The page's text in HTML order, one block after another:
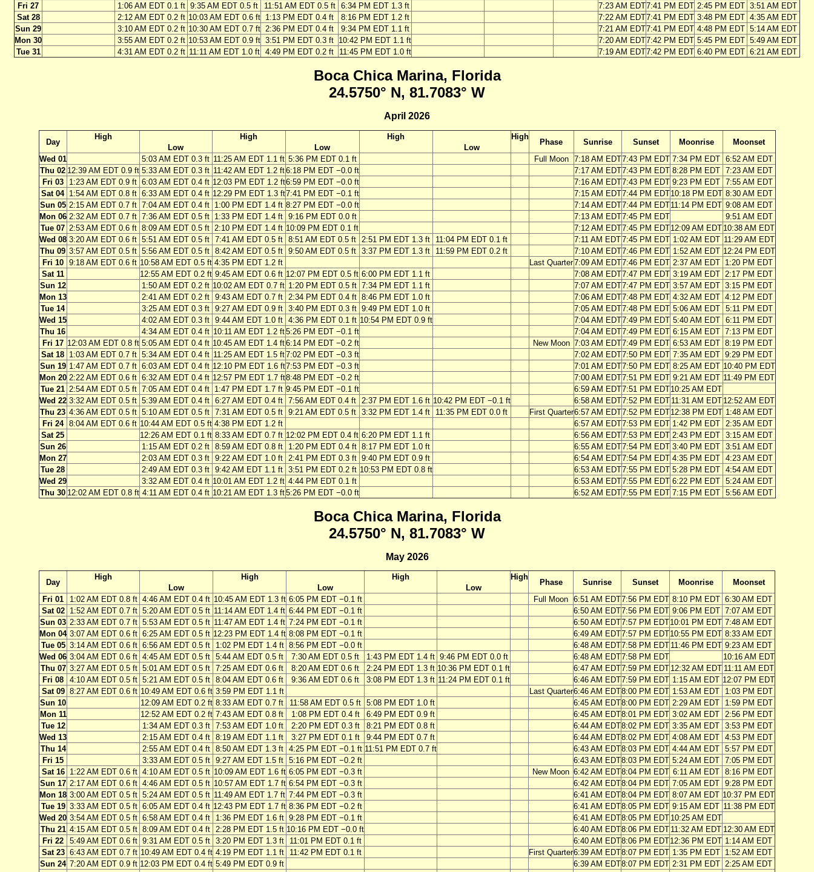
Fri 27
1:06 AM EDT 0.1 ft 9:35 AM EDT 0.5 ft 11:51 AM EDT 0.5 ft 6:34 PM EDT 1.3 ft 7:23 AM EDT7:41 PM EDT 2:45 PM EDT 3:51 AM EDT
Sat 28
2:12 AM EDT 0.2 ft 10:03 AM EDT 0.6 ft 1:13 PM EDT 0.4 ft 8:16 PM EDT 1.2 ft 7:22 AM EDT7:41 PM EDT 3:48 PM EDT 4:35 AM EDT
Sun 29
3:10 AM EDT 0.2 ft 10:30 AM EDT 0.7 ft 2:36 PM EDT 0.4 ft 9:34 PM EDT 1.1 ft 7:21 AM EDT7:41 PM EDT 4:48 PM EDT 5:14 AM EDT
Mon 30
3:55 AM EDT 0.2 ft 10:53 AM EDT 0.9 ft 3:51 PM EDT 0.3 ft 10:42 PM EDT 1.1 ft 7:20 AM EDT7:42 PM EDT 5:45 PM EDT 5:49 AM EDT
Tue 31
4:31 AM EDT 0.2 ft 11:11 AM EDT 1.0 ft 4:49 PM EDT 0.2 ft 11:45 PM EDT 1.0 ft 7:19 AM EDT7:42 PM EDT 6:40 PM EDT 6:21 AM EDT
Boca Chica Marina, Florida
24.5750° N, 81.7083° W
April 2026
Day
High
Low
High
Low
High
Low
High
Phase Sunrise Sunset Moonrise
Moonset
Wed 01
5:03 AM EDT 0.3 ft 11:25 AM EDT 1.1 ft 5:36 PM EDT 0.1 ft Full Moon 7:18 AM EDT7:43 PM EDT 7:34 PM EDT 6:52 AM EDT
Thu 02 12:39 AM EDT 0.9 ft 5:33 AM EDT 0.3 ft 11:42 AM EDT 1.2 ft6:18 PM EDT −0.0 ft 7:17 AM EDT7:43 PM EDT 8:28 PM EDT 7:23 AM EDT
Fri 03
1:23 AM EDT 0.9 ft 6:03 AM EDT 0.4 ft 12:03 PM EDT 1.2 ft6:59 PM EDT −0.0 ft 7:16 AM EDT7:43 PM EDT 9:23 PM EDT 7:55 AM EDT
Sat 04 1:54 AM EDT 0.8 ft 6:33 AM EDT 0.4 ft 12:29 PM EDT 1.3 ft7:41 PM EDT −0.1 ft 7:15 AM EDT7:44 PM EDT10:18 PM EDT 8:30 AM EDT
Sun 05 2:15 AM EDT 0.7 ft 7:04 AM EDT 0.4 ft 1:00 PM EDT 1.4 ft 8:27 PM EDT −0.0 ft 7:14 AM EDT7:44 PM EDT11:14 PM EDT 9:08 AM EDT
Mon 06 2:32 AM EDT 0.7 ft 7:36 AM EDT 0.5 ft 1:33 PM EDT 1.4 ft 9:16 PM EDT 0.0 ft 7:13 AM EDT7:45 PM EDT
9:51 AM EDT
Tue 07 2:53 AM EDT 0.6 ft 8:09 AM EDT 0.5 ft 2:10 PM EDT 1.4 ft 10:09 PM EDT 0.1 ft 7:12 AM EDT7:45 PM EDT12:09 AM EDT 10:38 AM EDT
Wed 08 3:20 AM EDT 0.6 ft 5:51 AM EDT 0.5 ft 7:41 AM EDT 0.5 ft 8:51 AM EDT 0.5 ft 2:51 PM EDT 1.3 ft 11:04 PM EDT 0.1 ft 7:11 AM EDT7:45 PM EDT 1:02 AM EDT 11:29 AM EDT
Thu 09 3:57 AM EDT 0.5 ft 5:56 AM EDT 0.5 ft 8:42 AM EDT 0.5 ft 9:50 AM EDT 0.5 ft 3:37 PM EDT 1.3 ft 11:59 PM EDT 0.2 ft 7:10 AM EDT7:46 PM EDT 1:52 AM EDT 12:24 PM EDT
Fri 10
9:18 AM EDT 0.6 ft 10:58 AM EDT 0.5 ft 4:35 PM EDT 1.2 ft Last Quarter7:09 AM EDT7:46 PM EDT 2:37 AM EDT
1:20 PM EDT
Sat 11
12:55 AM EDT 0.2 ft 9:45 AM EDT 0.6 ft 12:07 PM EDT 0.5 ft 6:00 PM EDT 1.1 ft 7:08 AM EDT7:47 PM EDT 3:19 AM EDT
2:17 PM EDT
Sun 12
1:50 AM EDT 0.2 ft 10:02 AM EDT 0.7 ft 1:20 PM EDT 0.5 ft 7:34 PM EDT 1.1 ft 7:07 AM EDT7:47 PM EDT 3:57 AM EDT 3:15 PM EDT
Mon 13
2:41 AM EDT 0.2 ft 9:43 AM EDT 0.7 ft 2:34 PM EDT 0.4 ft 8:46 PM EDT 1.0 ft 7:06 AM EDT7:48 PM EDT 4:32 AM EDT 4:12 PM EDT
Tue 14
3:25 AM EDT 0.3 ft 9:27 AM EDT 0.9 ft 3:40 PM EDT 0.3 ft 9:49 PM EDT 1.0 ft 7:05 AM EDT7:48 PM EDT 5:06 AM EDT
5:11 PM EDT
Wed 15
4:02 AM EDT 0.3 ft 9:44 AM EDT 1.0 ft 4:36 PM EDT 0.1 ft 10:54 PM EDT 0.9 ft 7:04 AM EDT7:49 PM EDT 5:40 AM EDT
6:11 PM EDT
Thu 16
4:34 AM EDT 0.4 ft 10:11 AM EDT 1.2 ft5:26 PM EDT −0.1 ft 7:04 AM EDT7:49 PM EDT 6:15 AM EDT 7:13 PM EDT
Fri 17 12:03 AM EDT 0.8 ft 5:05 AM EDT 0.4 ft 10:45 AM EDT 1.4 ft6:14 PM EDT −0.2 ft New Moon 7:03 AM EDT7:49 PM EDT 6:53 AM EDT 8:19 PM EDT
Sat 18 1:03 AM EDT 0.7 ft 5:34 AM EDT 0.4 ft 11:25 AM EDT 1.5 ft7:02 PM EDT −0.3 ft 7:02 AM EDT7:50 PM EDT 7:35 AM EDT 9:29 PM EDT
Sun 19 1:47 AM EDT 0.7 ft 6:03 AM EDT 0.4 ft 12:10 PM EDT 1.6 ft7:53 PM EDT −0.3 ft 7:01 AM EDT7:50 PM EDT 8:25 AM EDT 10:40 PM EDT
Mon 20 2:22 AM EDT 0.6 ft 6:32 AM EDT 0.4 ft 12:57 PM EDT 1.7 ft8:48 PM EDT −0.2 ft 7:00 AM EDT7:51 PM EDT 9:21 AM EDT 11:49 PM EDT
Tue 21 2:54 AM EDT 0.5 ft 7:05 AM EDT 0.4 ft 1:47 PM EDT 1.7 ft 9:45 PM EDT −0.1 ft 6:59 AM EDT7:51 PM EDT10:25 AM EDT
Wed 22 3:32 AM EDT 0.5 ft 5:39 AM EDT 0.4 ft 6:27 AM EDT 0.4 ft 7:56 AM EDT 0.4 ft 2:37 PM EDT 1.6 ft 10:42 PM EDT −0.1 ft 6:58 AM EDT7:52 PM EDT 11:31 AM EDT 12:52 AM EDT
Thu 23 4:36 AM EDT 0.5 ft 5:10 AM EDT 0.5 ft 7:31 AM EDT 0.5 ft 9:21 AM EDT 0.5 ft 3:32 PM EDT 1.4 ft 11:35 PM EDT 0.0 ft First Quarter6:57 AM EDT7:52 PM EDT12:38 PM EDT 1:48 AM EDT
Fri 24
8:04 AM EDT 0.6 ft 10:44 AM EDT 0.5 ft 4:38 PM EDT 1.2 ft 6:57 AM EDT7:53 PM EDT 1:42 PM EDT
2:35 AM EDT
Sat 25
12:26 AM EDT 0.1 ft 8:33 AM EDT 0.7 ft 12:02 PM EDT 0.4 ft 6:20 PM EDT 1.1 ft 6:56 AM EDT7:53 PM EDT 2:43 PM EDT 3:15 AM EDT
Sun 26
1:15 AM EDT 0.2 ft 8:59 AM EDT 0.8 ft 1:20 PM EDT 0.4 ft 8:17 PM EDT 1.0 ft 6:55 AM EDT7:54 PM EDT 3:40 PM EDT 3:51 AM EDT
Mon 27
2:03 AM EDT 0.3 ft 9:22 AM EDT 1.0 ft 2:41 PM EDT 0.3 ft 9:40 PM EDT 0.9 ft 6:54 AM EDT7:54 PM EDT 4:35 PM EDT 4:23 AM EDT
Tue 28
2:49 AM EDT 0.3 ft 9:42 AM EDT 1.1 ft 3:51 PM EDT 0.2 ft 10:53 PM EDT 0.8 ft 6:53 AM EDT7:55 PM EDT 5:28 PM EDT 4:54 AM EDT
Wed 29
3:32 AM EDT 0.4 ft 10:01 AM EDT 1.2 ft 4:44 PM EDT 0.1 ft 6:53 AM EDT7:55 PM EDT 6:22 PM EDT 5:24 AM EDT
Thu 30 12:02 AM EDT 0.8 ft 4:11 AM EDT 0.4 ft 10:21 AM EDT 1.3 ft5:26 PM EDT −0.0 ft 6:52 AM EDT7:55 PM EDT 7:15 PM EDT 5:56 AM EDT
Boca Chica Marina, Florida
24.5750° N, 81.7083° W
May 2026
Day
High
Low
High
Low
High
Low
High
Phase Sunrise Sunset Moonrise
Moonset
Fri 01
1:02 AM EDT 0.8 ft 4:46 AM EDT 0.4 ft 10:45 AM EDT 1.3 ft 6:05 PM EDT −0.1 ft Full Moon 6:51 AM EDT7:56 PM EDT 8:10 PM EDT 6:30 AM EDT
Sat 02
1:52 AM EDT 0.7 ft 5:20 AM EDT 0.5 ft 11:14 AM EDT 1.4 ft 6:44 PM EDT −0.1 ft 6:50 AM EDT7:56 PM EDT 9:06 PM EDT 7:07 AM EDT
Sun 03 2:33 AM EDT 0.7 ft 5:53 AM EDT 0.5 ft 11:47 AM EDT 1.4 ft 7:24 PM EDT −0.1 ft 6:50 AM EDT7:57 PM EDT10:01 PM EDT 7:48 AM EDT
Mon 04 3:07 AM EDT 0.6 ft 6:25 AM EDT 0.5 ft 12:23 PM EDT 1.4 ft 8:08 PM EDT −0.1 ft 6:49 AM EDT7:57 PM EDT10:55 PM EDT 8:33 AM EDT
Tue 05 3:14 AM EDT 0.6 ft 6:56 AM EDT 0.5 ft 1:02 PM EDT 1.4 ft 8:56 PM EDT −0.0 ft 6:48 AM EDT7:58 PM EDT 11:46 PM EDT 9:23 AM EDT
Wed 06 3:04 AM EDT 0.6 ft 4:45 AM EDT 0.5 ft 5:44 AM EDT 0.5 ft 7:30 AM EDT 0.5 ft 1:43 PM EDT 1.4 ft 9:46 PM EDT 0.0 ft 6:48 AM EDT7:58 PM EDT
10:16 AM EDT
Thu 07 3:27 AM EDT 0.5 ft 5:01 AM EDT 0.5 ft 7:25 AM EDT 0.6 ft 8:20 AM EDT 0.6 ft 2:24 PM EDT 1.3 ft 10:36 PM EDT 0.1 ft 6:47 AM EDT7:59 PM EDT 12:32 AM EDT 11:11 AM EDT
Fri 08
4:10 AM EDT 0.5 ft 5:21 AM EDT 0.5 ft 8:04 AM EDT 0.6 ft 9:36 AM EDT 0.6 ft 3:08 PM EDT 1.3 ft 11:24 PM EDT 0.1 ft 6:46 AM EDT7:59 PM EDT 1:15 AM EDT 12:07 PM EDT
Sat 09 8:27 AM EDT 0.6 ft 10:49 AM EDT 0.6 ft 3:59 PM EDT 1.1 ft Last Quarter6:46 AM EDT8:00 PM EDT 1:53 AM EDT
1:03 PM EDT
Sun 10
12:09 AM EDT 0.2 ft 8:33 AM EDT 0.7 ft 11:58 AM EDT 0.5 ft 5:08 PM EDT 1.0 ft 6:45 AM EDT8:00 PM EDT 2:29 AM EDT
1:59 PM EDT
Mon 11
12:52 AM EDT 0.2 ft 7:43 AM EDT 0.8 ft 1:08 PM EDT 0.4 ft 6:49 PM EDT 0.9 ft 6:45 AM EDT8:01 PM EDT 3:02 AM EDT 2:56 PM EDT
Tue 12
1:34 AM EDT 0.3 ft 7:53 AM EDT 1.0 ft 2:20 PM EDT 0.3 ft 8:21 PM EDT 0.8 ft 6:44 AM EDT8:02 PM EDT 3:35 AM EDT 3:53 PM EDT
Wed 13
2:15 AM EDT 0.4 ft 8:19 AM EDT 1.1 ft 3:27 PM EDT 0.1 ft 9:44 PM EDT 0.7 ft 6:44 AM EDT8:02 PM EDT 4:08 AM EDT 4:53 PM EDT
Thu 14
2:55 AM EDT 0.4 ft 8:50 AM EDT 1.3 ft 4:25 PM EDT −0.1 ft 11:51 PM EDT 0.7 ft 6:43 AM EDT8:03 PM EDT 4:44 AM EDT 5:57 PM EDT
Fri 15
3:33 AM EDT 0.5 ft 9:27 AM EDT 1.5 ft 5:16 PM EDT −0.2 ft 6:43 AM EDT8:03 PM EDT 5:24 AM EDT 7:05 PM EDT
Sat 16
1:22 AM EDT 0.6 ft 4:10 AM EDT 0.5 ft 10:09 AM EDT 1.6 ft 6:05 PM EDT −0.3 ft New Moon 6:42 AM EDT8:04 PM EDT 6:11 AM EDT
8:16 PM EDT
Sun 17 2:17 AM EDT 0.6 ft 4:46 AM EDT 0.5 ft 10:57 AM EDT 1.7 ft 6:54 PM EDT −0.3 ft 6:42 AM EDT8:04 PM EDT 7:05 AM EDT 9:28 PM EDT
Mon 18 3:00 AM EDT 0.5 ft 5:24 AM EDT 0.5 ft 11:49 AM EDT 1.7 ft 7:44 PM EDT −0.3 ft 6:41 AM EDT8:04 PM EDT 8:07 AM EDT 10:37 PM EDT
Tue 19 3:33 AM EDT 0.5 ft 6:05 AM EDT 0.4 ft 12:43 PM EDT 1.7 ft 8:36 PM EDT −0.2 ft 6:41 AM EDT8:05 PM EDT 9:15 AM EDT 11:38 PM EDT
Wed 20 3:54 AM EDT 0.5 ft 6:58 AM EDT 0.4 ft 1:36 PM EDT 1.6 ft 9:28 PM EDT −0.1 ft 6:41 AM EDT8:05 PM EDT 10:25 AM EDT
Thu 21 4:15 AM EDT 0.5 ft 8:09 AM EDT 0.4 ft 2:28 PM EDT 1.5 ft 10:16 PM EDT −0.0 ft 6:40 AM EDT8:06 PM EDT 11:32 AM EDT 12:30 AM EDT
Fri 22
5:49 AM EDT 0.6 ft 9:31 AM EDT 0.5 ft 3:20 PM EDT 1.3 ft 11:01 PM EDT 0.1 ft 6:40 AM EDT8:06 PM EDT12:36 PM EDT 1:14 AM EDT
Sat 23 6:43 AM EDT 0.7 ft 10:49 AM EDT 0.4 ft 4:19 PM EDT 1.1 ft 11:42 PM EDT 0.1 ft First Quarter6:39 AM EDT8:07 PM EDT 1:35 PM EDT
1:52 AM EDT
Sun 24 7:20 AM EDT 0.9 ft 12:03 PM EDT 0.4 ft 5:49 PM EDT 0.9 ft 6:39 AM EDT8:07 PM EDT 2:31 PM EDT 2:25 AM EDT